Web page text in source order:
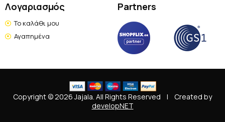
Λογαριασμός
Το καλάθι μου
Αγαπημένα
Partners
Copyright © 2026 Jajala. All Rights Reserved |
Created by
developNET